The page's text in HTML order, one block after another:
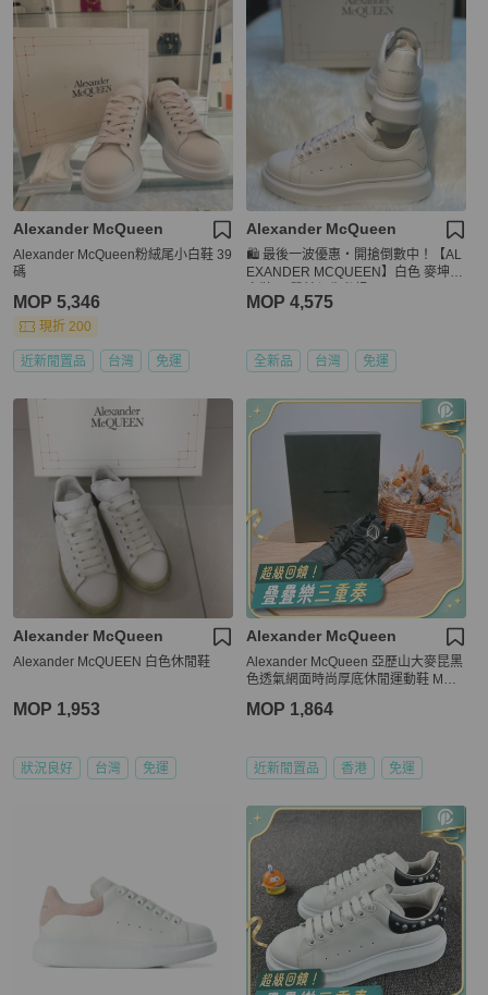
Alexander McQueen
Alexander McQueen粉絨尾小白鞋 39
碼
MOP 5,346
現折 200
近新閒置品 台灣 免運
Alexander McQueen
🛍️ 最後一波優惠・開搶倒數中！【AL
EXANDER MCQUEEN】白色 麥坤小
MOP 4,575
全新品 台灣 免運
Alexander McQueen
Alexander McQUEEN 白色休閒鞋
MOP 1,953
狀況良好 台灣 免運
Alexander McQueen
Alexander McQueen 亞歷山大麥昆黑
色透氣網面時尚厚底休閒運動鞋 MCQ
MOP 1,864
近新閒置品 香港 免運